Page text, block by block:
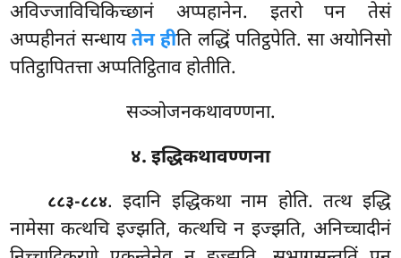
अविज्जाविचिकिच्छानं अप्पहानेन. इतरो पन तेसं
अप्पहीनतं सन्धायतेन हीति लद्धिं पतिट्ठपेति. सा अयोनिसो
पतिट्ठापितत्ता अप्पतिट्ठिताव होतीति.
सञ्ञोजनकथावण्णना.
४. इद्धिकथावण्णना
८८३-८८४. इदानि इद्धिकथा नाम होति. तत्थ इद्धि
नामेसा कत्थचि इज्झति, कत्थचि न इज्झति, अनिच्चादीनं